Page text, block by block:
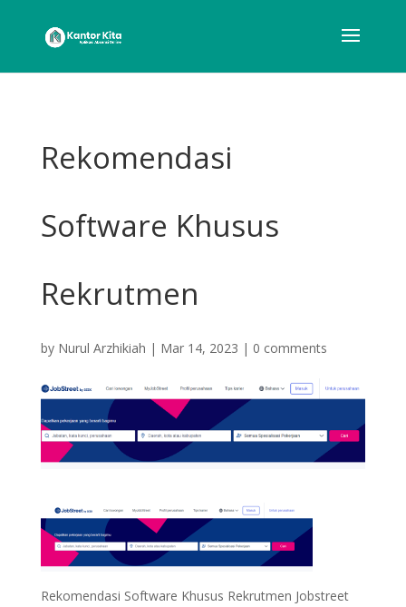
Rekomendasi
Software Khusus
Rekrutmen
by Nurul Arzhikiah | Mar 14, 2023 | 0 comments
Rekomendasi Software Khusus Rekrutmen Jobstreet